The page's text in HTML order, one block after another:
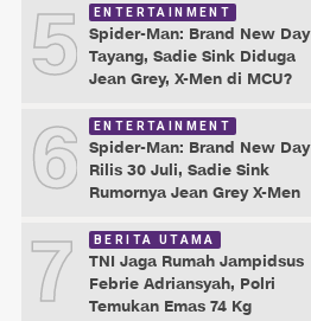
5 ENTERTAINMENT
Spider-Man: Brand New Day
Tayang, Sadie Sink Diduga
Jean Grey, X-Men di MCU?
6 ENTERTAINMENT
Spider-Man: Brand New Day
Rilis 30 Juli, Sadie Sink
Rumornya Jean Grey X-Men
7 BERITA UTAMA
TNI Jaga Rumah Jampidsus
Febrie Adriansyah, Polri
Temukan Emas 74 Kg